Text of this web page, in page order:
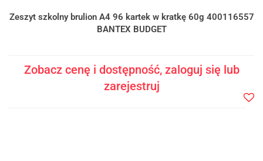
Zeszyt szkolny brulion A4 96 kartek w kratkę 60g 400116557
BANTEX BUDGET
Zobacz cenę i dostępność, zaloguj się lub
zarejestruj